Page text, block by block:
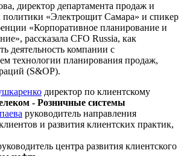
директор департамента продаж и
политики «Электрощит Самара» и спикер
«Корпоративное планирование и
рассказала CFO Russia, как
деятельность компании с
технологии планирования продаж,
(S&OP).
директор по клиентскому
- Розничные системы
руководитель направления
и развития клиентских практик,
центра развития клиентского